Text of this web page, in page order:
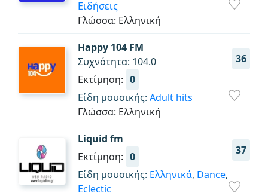
Ειδήσεις
Γλώσσα: Ελληνική
Happy 104 FM
36
Συχνότητα: 104.0
Εκτίμηση: 0
Είδη μουσικής: Adult hits
Γλώσσα: Ελληνική
Liquid fm
37
Εκτίμηση: 0
Είδη μουσικής: Ελληνικά, Dance,
Eclectic